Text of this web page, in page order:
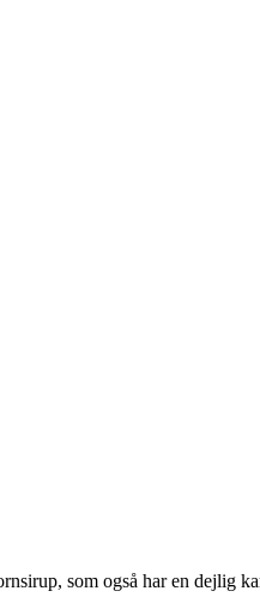
som også har en dejlig